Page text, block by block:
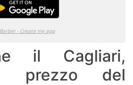
il Cagliari,
prezzo del